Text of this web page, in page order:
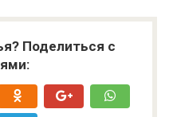
Поделиться с